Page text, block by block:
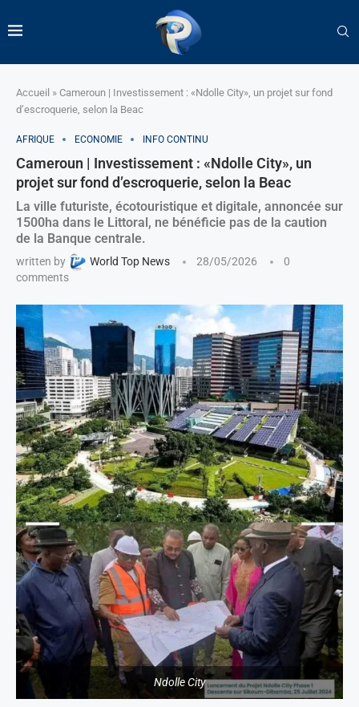
Accueil » Cameroun | Investissement : «Ndolle City», un projet sur fond
d’escroquerie, selon la Beac
AFRIQUE ECONOMIE INFO CONTINU
Cameroun | Investissement : «Ndolle City», un
projet sur fond d’escroquerie, selon la Beac
La ville futuriste, écotouristique et digitale, annoncée sur
1500ha dans le Littoral, ne bénéficie pas de la caution
de la Banque centrale.
written by World Top News 28/05/2026
0
comments
Ndolle City